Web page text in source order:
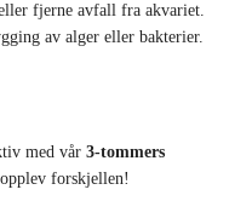
fjerne avfall fra akvariet.
av alger eller bakterier.
med vår 3-tommers
forskjellen!